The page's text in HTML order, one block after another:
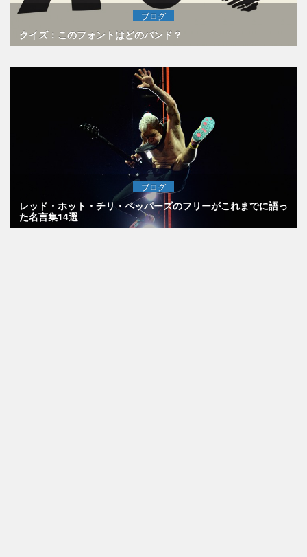
ブログ
クイズ：このフォントはどのバンド？
ブログ
レッド・ホット・チリ・ペッパーズのフリーがこれまでに語っ
た名言集14選